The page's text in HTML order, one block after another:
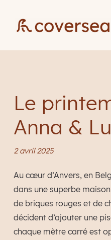
Le
Anna &
2 avril 2025
Au cœur d’Anvers, en
dans une superbe
de briques rouges et de
décident d’ajouter une
chaque mètre carré est